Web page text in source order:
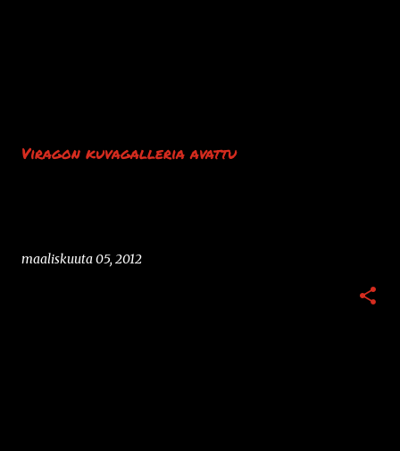
Viragon kuvagalleria avattu
maaliskuuta 05, 2012